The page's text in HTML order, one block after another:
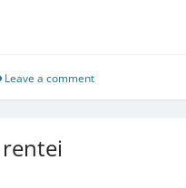
Leave a comment